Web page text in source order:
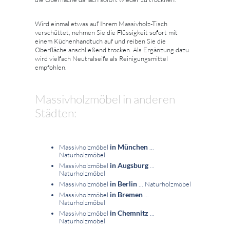
Wird einmal etwas auf Ihrem Massivholz-Tisch
verschüttet, nehmen Sie die Flüssigkeit sofort mit
einem Küchenhandtuch auf und reiben Sie die
Oberfläche anschließend trocken. Als Ergänzung dazu
wird vielfach Neutralseife als Reinigungsmittel
empfohlen.
Massivholzmöbel in anderen
Städten:
Massivholzmöbel in München
Naturholzmöbel
Massivholzmöbel in Augsburg
Naturholzmöbel
Massivholzmöbel in Berlin
... Naturholzmöbel
Massivholzmöbel in Bremen
Naturholzmöbel
Massivholzmöbel in Chemnitz
Naturholzmöbel